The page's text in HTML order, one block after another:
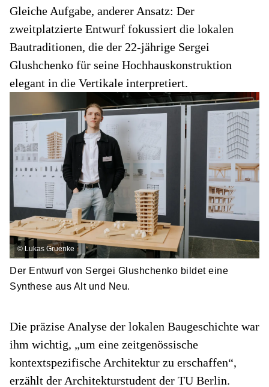
© Lukas Gruenke
Der Entwurf von Sergei Glushchenko bildet eine
Synthese aus Alt und Neu.
Gleiche Aufgabe, anderer Ansatz: Der
zweitplatzierte Entwurf fokussiert die lokalen
Bautraditionen, die der 22-jährige Sergei
Glushchenko für seine Hochhauskonstruktion
elegant in die Vertikale interpretiert.
Die präzise Analyse der lokalen Baugeschichte war
ihm wichtig, „um eine zeitgenössische
kontextspezifische Architektur zu erschaffen“,
erzählt der Architekturstudent der TU Berlin.